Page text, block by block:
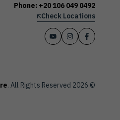
Phone: +20 106 049 0492
Check Locations
© 2026
. All Rights Reserved